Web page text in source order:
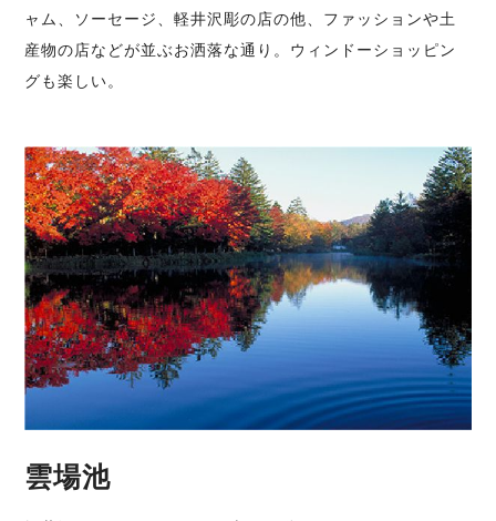
ャム、ソーセージ、軽井沢彫の店の他、ファッションや土
産物の店などが並ぶお洒落な通り。ウィンドーショッピン
グも楽しい。
雲場池